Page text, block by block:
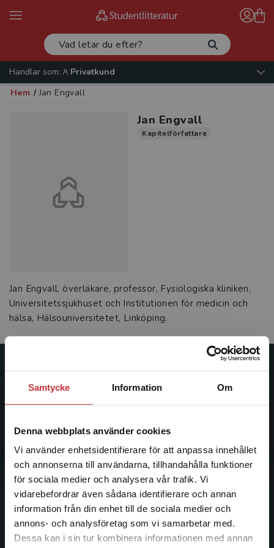
Samtycke Information Om
Denna webbplats använder cookies
Vi använder enhetsidentifierare för att anpassa innehållet
och annonserna till användarna, tillhandahålla funktioner
för sociala medier och analysera vår trafik. Vi
vidarebefordrar även sådana identifierare och annan
information från din enhet till de sociala medier och
annons- och analysföretag som vi samarbetar med.
Dessa kan i sin tur kombinera informationen med annan
Begränsad fraktregion
Handlar som:
Privatkund
Hem / Jan Engvall
Jan Engvall
Kapitelförfattare
Jan Engvall, överläkare, professor, Fysiologiska kliniken,
Universitetssjukhuset och Institutionen för medicin och
hälsa, Hälsouniversitetet, Linköping.
Studentlitteratur
Studentlitteratur grundades 1963 och är idag Sveriges
facklitteratur, utbildningar och digitala
informationstjänster i utbudet, finns Studentlitteratur med
längs hela kunskapsresan.
Kontakta oss
Kontakta oss